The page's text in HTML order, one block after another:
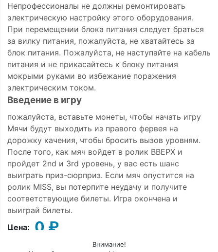
Непрофессионалы не должны ремонтировать
электрическую настройку этого оборудования.
При перемещении блока питания следует браться
за вилку питания, пожалуйста, не хватайтесь за
блок питания. Пожалуйста, не наступайте на кабель
питания и не прикасайтесь к блоку питания
мокрыми руками во избежание поражения
электрическим током.
Введение в игру
пожалуйста, вставьте монеты, чтобы начать игру
Мячи будут выходить из правого фервея на
дорожку качения, чтобы бросить вызов уровням.
После того, как мяч войдет в ролик ВВЕРХ и
пройдет 2nd и 3rd уровень, у вас есть шанс
выиграть приз-сюрприз. Если мяч опустится на
ролик MISS, вы потерпите неудачу и получите
соответствующие билеты. Игра окончена и
выиграй билеты.
Цена: 0 ₽
Внимание!